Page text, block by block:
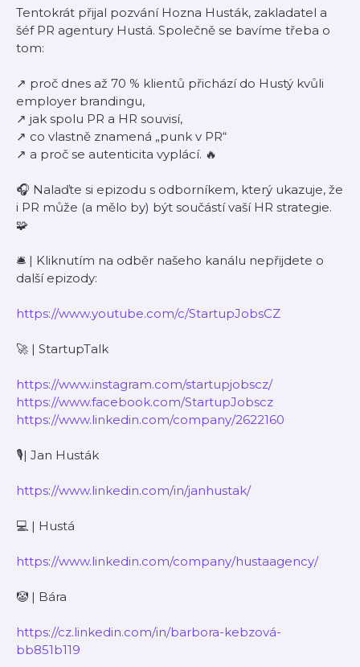
Tentokrát přijal pozvání Hozna Husták, zakladatel a
šéf PR agentury Hustá. Společně se bavíme třeba o
tom:
↗️ proč dnes až 70 % klientů přichází do Hustý kvůli
employer brandingu,
↗️ jak spolu PR a HR souvisí,
↗️ co vlastně znamená „punk v PR“
↗️ a proč se autenticita vyplácí. 🔥
🎧 Nalaďte si epizodu s odborníkem, který ukazuje, že
i PR může (a mělo by) být součástí vaší HR strategie.
🧩
🛎 | Kliknutím na odběr našeho kanálu nepřijdete o
další epizody:
https://www.youtube.com/c/StartupJobsCZ
🚀 | StartupTalk
https://www.instagram.com/startupjobscz/
https://www.facebook.com/StartupJobscz
https://www.linkedin.com/company/2622160
🎙| Jan Husták
https://www.linkedin.com/in/janhustak/
💻 | Hustá
https://www.linkedin.com/company/hustaagency/
🤡 | Bára
https://cz.linkedin.com/in/barbora-kebzová-
bb851b119